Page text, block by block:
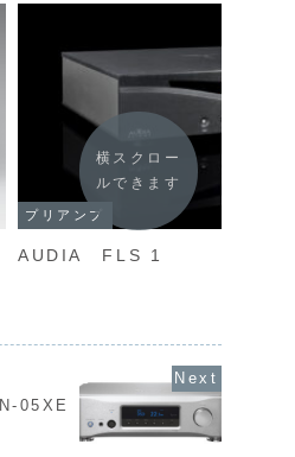
プリアンプ
AUDIA FLS 1
横スクロー
ルできます
ESOTERIC N-05XE